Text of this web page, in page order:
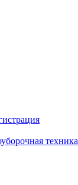
техника